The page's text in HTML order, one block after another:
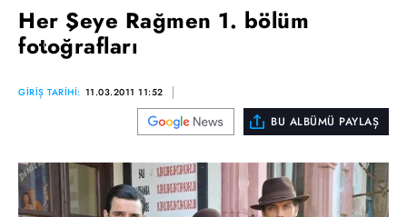
Her Şeye Rağmen 1. bölüm
fotoğrafları
GİRİŞ TARİHİ: 11.03.2011 11:52
BU ALBÜMÜ PAYLAŞ